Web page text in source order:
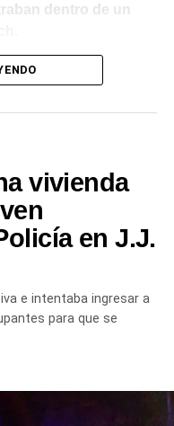
dentro de un
a la Fiscalía N° 6,
de la
vivienda
en J.J.
e intentaba ingresar a
para que se